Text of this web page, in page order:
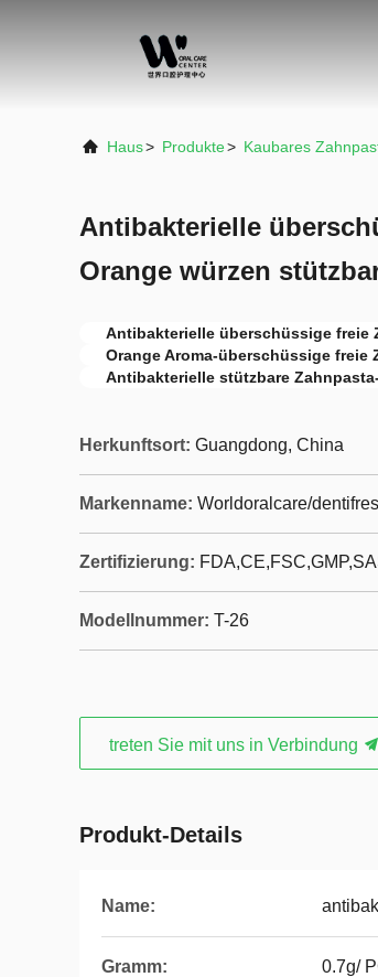
Haus> Produkte> Kaubares
Antibakterielle
Orange würzen
Antibakterielle überschüssige freie
Orange Aroma-überschüssige freie
Antibakterielle stützbare
Herkunftsort: Guangdong, China
Markenname: Worldoralcare/
Zertifizierung:
Modellnummer: T-26
treten Sie mit uns in Verbindung
Produkt-Details
Name:
Gramm: 0.7g/